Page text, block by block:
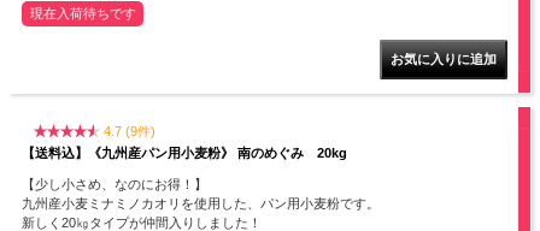
現在入荷待ちです
4.7 (9件)
【送料込】《九州産パン用小麦粉》 南のめぐみ 20kg
【少し小さめ、なのにお得！】
九州産小麦ミナミノカオリを使用した、パン用小麦粉です。
新しく20㎏タイプが仲間入りしました！